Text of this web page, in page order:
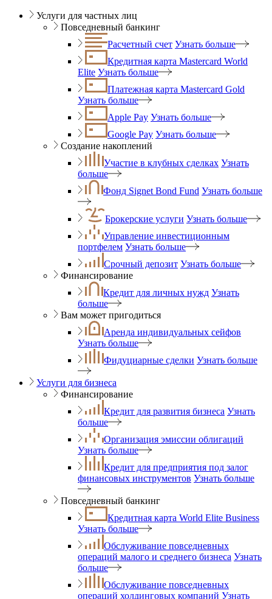
Услуги для частных лиц
Повседневный банкинг
Расчетный счет Узнать больше
Кредитная карта Mastercard World
Elite Узнать больше
Платежная карта Mastercard Gold
Узнать больше
Apple Pay Узнать больше
Google Pay Узнать больше
Создание накоплений
Участие в клубных сделках Узнать
больше
Фонд Signet Bond Fund Узнать больше
Брокерские услуги Узнать больше
Управление инвестиционным
портфелем Узнать больше
Срочный депозит Узнать больше
Финансирование
Кредит для личных нужд Узнать
больше
Вам может пригодиться
Аренда индивидуальных сейфов
Узнать больше
Фидуциарные сделки Узнать больше
Услуги для бизнеса
Финансирование
Кредит для развития бизнеса Узнать
больше
Организация эмиссии облигаций
Узнать больше
Кредит для предприятия под залог
финансовых инструментов Узнать больше
Повседневный банкинг
Кредитная карта World Elite Business
Узнать больше
Обслуживание повседневных
операций малого и среднего бизнеса Узнать
больше
Обслуживание повседневных
операций холдинговых компаний Узнать